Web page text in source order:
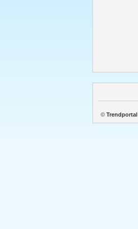
© Trendportal